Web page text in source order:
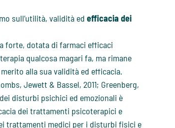
sull’utilità, validità ed efficacia dei
forte, dotata di farmaci efficaci
qualcosa magari fa, ma rimane
alla sua validità ed efficacia.
Jewett & Bassel, 2011; Greenberg,
disturbi psichici ed emozionali è
dei trattamenti psicoterapici e
trattamenti medici per i disturbi fisici e